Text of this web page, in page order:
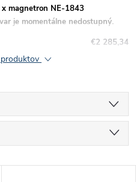
magnetron NE-1843
je momentálne nedostupný.
€2 285,34